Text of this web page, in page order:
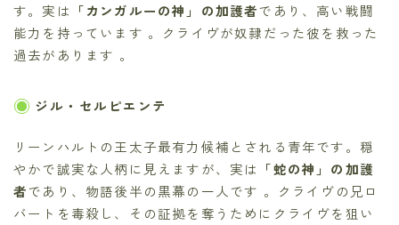
す。実は 「カンガルーの神」の加護者であり、高い戦闘
能力を持っています 。クライヴが奴隷だった彼を救った
過去があります 。
ジル・セルピエンテ
リーンハルトの王太子最有力候補とされる青年です。穏
やかで誠実な人柄に見えますが、実は 「蛇の神」の加護
者であり、物語後半の黒幕の一人です 。クライヴの兄ロ
バートを毒殺し、その証拠を奪うためにクライヴを狙い